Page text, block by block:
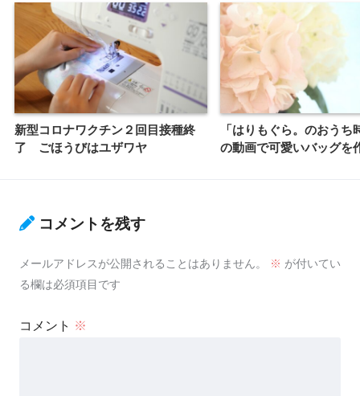
新型コロナワクチン２回目接種終
了 ごほうびはユザワヤ
「はりもぐら。のおうち
の動画で可愛いバッグを
コメントを残す
メールアドレスが公開されることはありません。 ※ が付いてい
る欄は必須項目です
コメント ※